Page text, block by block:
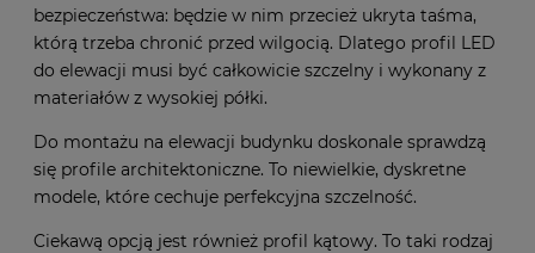
bezpieczeństwa: będzie w nim przecież ukryta taśma,
którą trzeba chronić przed wilgocią. Dlatego profil LED
do elewacji musi być całkowicie szczelny i wykonany z
materiałów z wysokiej półki.
Do montażu na elewacji budynku doskonale sprawdzą
się profile architektoniczne. To niewielkie, dyskretne
modele, które cechuje perfekcyjna szczelność.
Ciekawą opcją jest również profil kątowy. To taki rodzaj